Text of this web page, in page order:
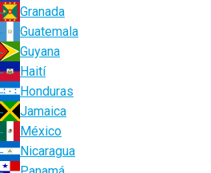
Granada
Guatemala
Guyana
Haití
Honduras
Jamaica
México
Nicaragua